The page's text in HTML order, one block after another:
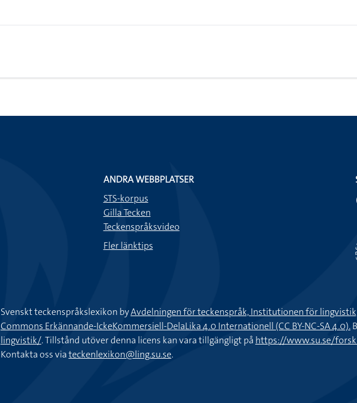
ANDRA WEBBPLATSER
STS-korpus
Gilla Tecken
Teckenspråksvideo
Fler länktips
Svenskt teckenspråkslexikon byAvdelningen för teckenspråk, Institutionen för
Commons Erkännande-IckeKommersiell-DelaLika 4.0 Internationell (CC BY-NC-SA 4.0).
lingvistik/. Tillstånd utöver denna licens kan vara tillgängligt på https://www.su.se/
Kontakta oss viateckenlexikon@ling.su.se.